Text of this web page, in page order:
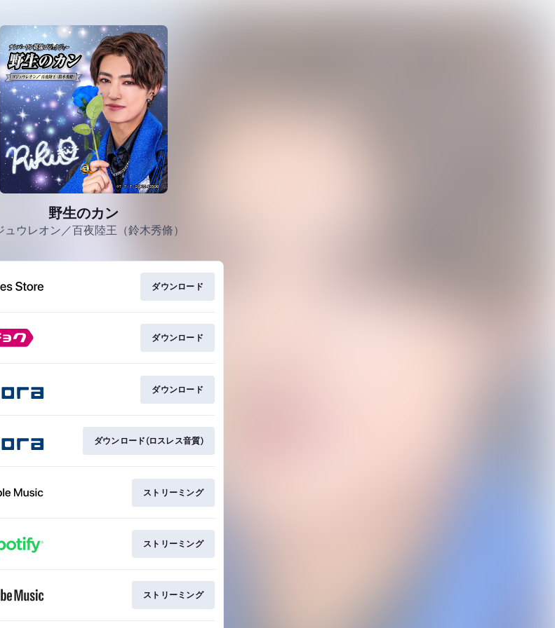
野生のカン
ュウレオン／百夜陸王（鈴木秀脩）
ダウンロード
ダウンロード
ダウンロード
ダウンロード(ロスレス音質)
ストリーミング
ストリーミング
ストリーミング